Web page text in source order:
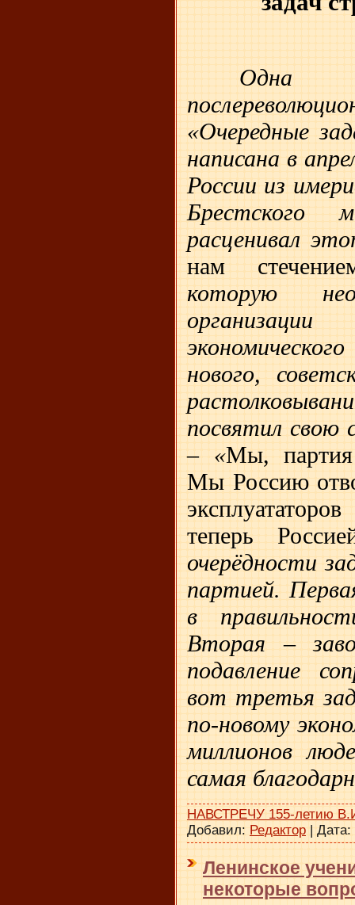
Одна
«Очередные
написана в
России из
Брестского
расценивал
нам
которую
нового,
посвятил свою
– «Мы, партия
Мы Россию
теперь
очерёдности
партией.
в
Вторая –
подавление
вот третья
по-новому
миллионов
самая
НАВСТРЕЧУ 155-летию
Добавил: Редактор | Дата:
Ленинское
некоторые